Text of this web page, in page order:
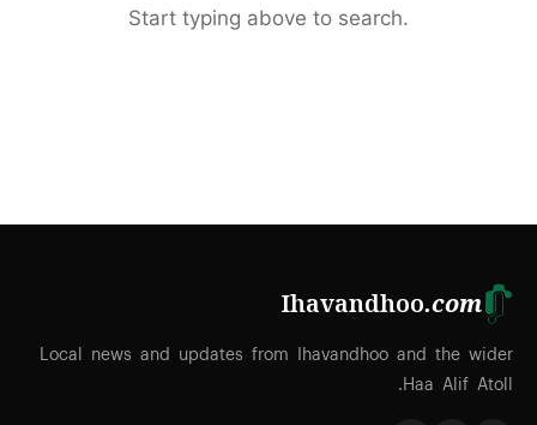
Start typing above to search.
Ihavandhoo.com
Local news and updates from Ihavandhoo and the wider
Haa Alif Atoll.